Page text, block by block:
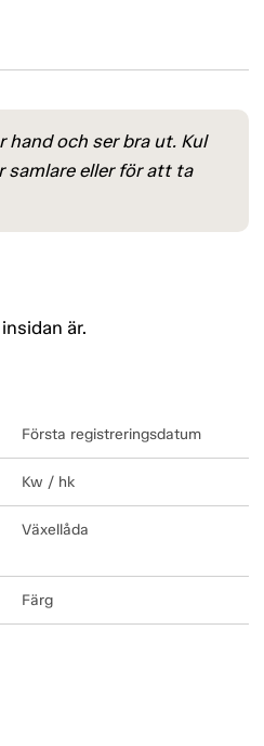
hand och ser bra ut. Kul
eller för att ta
är.
Första registreringsdatum
Kw / hk
Växellåda
Färg